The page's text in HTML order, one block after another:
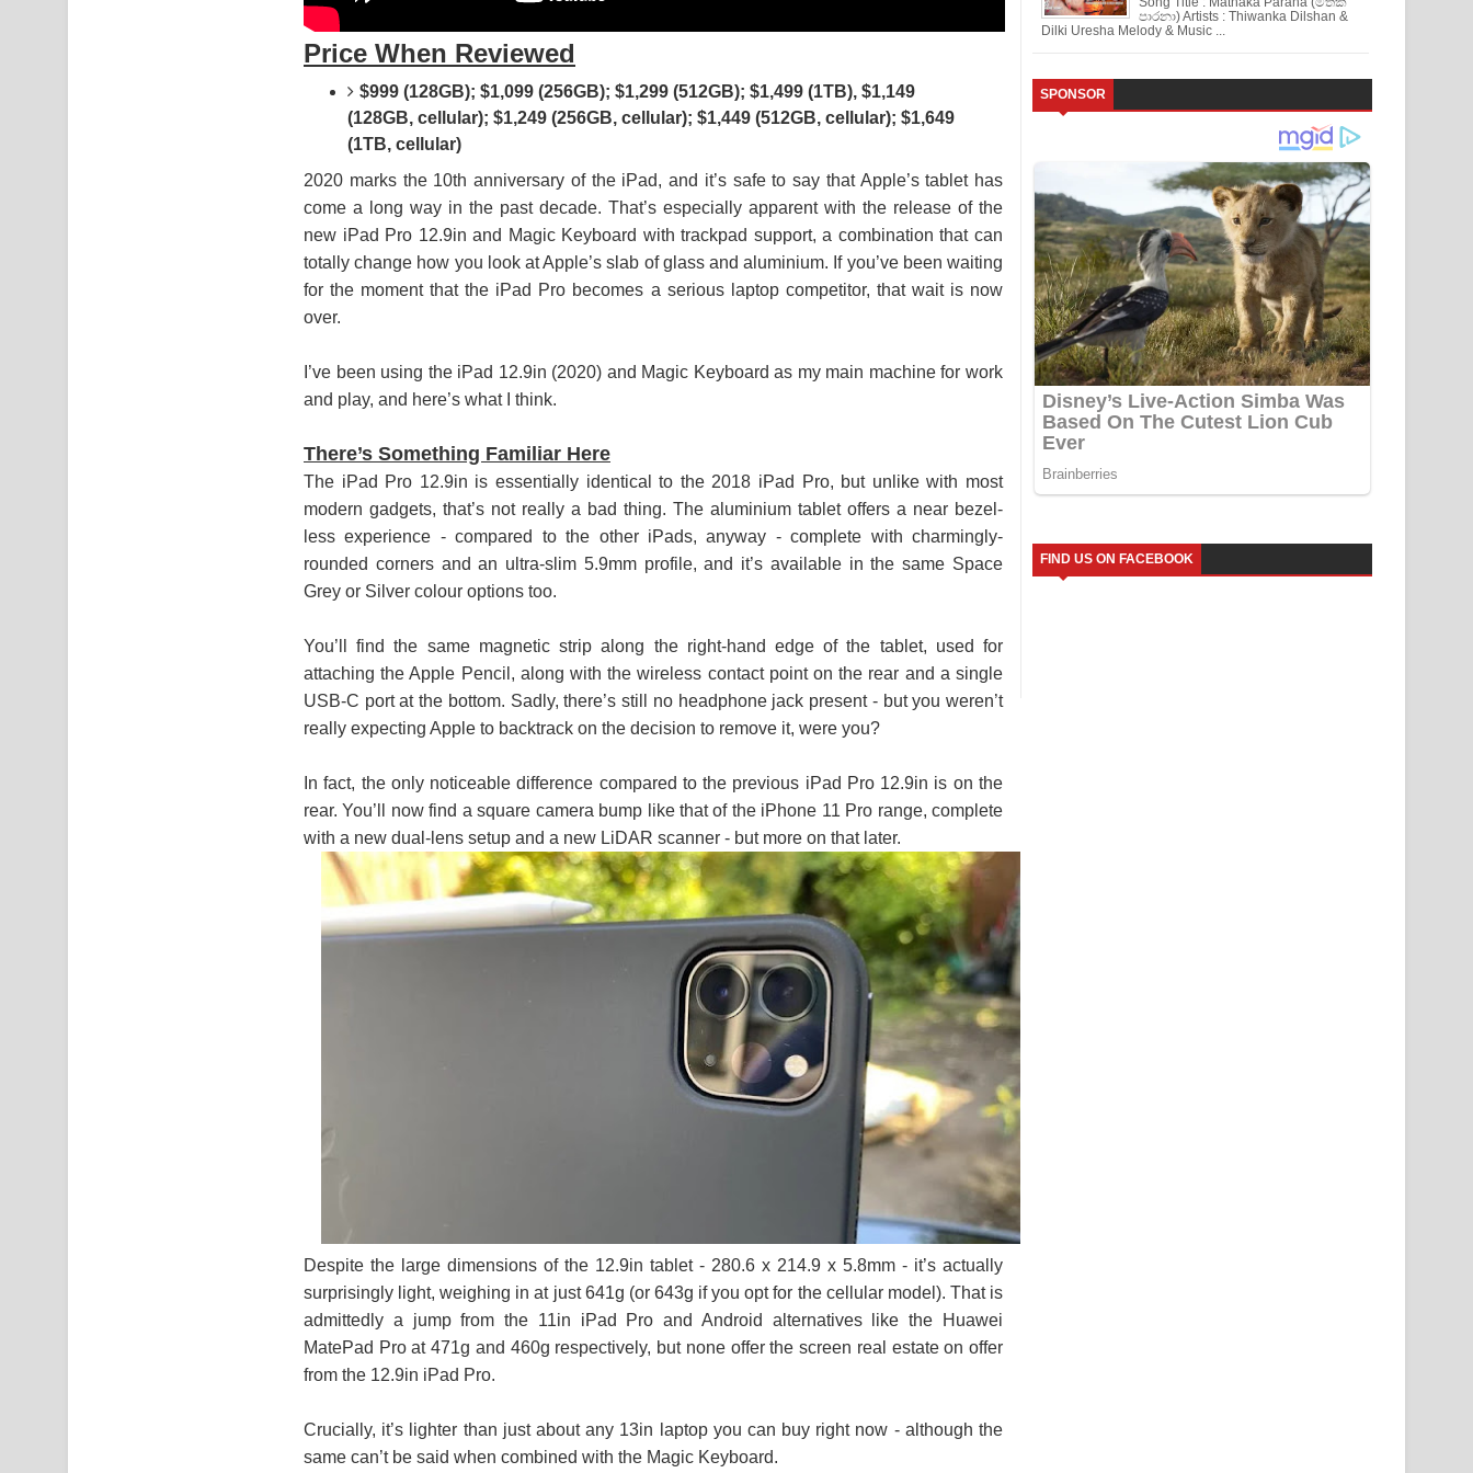
Price When Reviewed
$999 (128GB); $1,099 (256GB); $1,299 (512GB); $1,499 (1TB), $1,149
(128GB, cellular); $1,249 (256GB, cellular); $1,449 (512GB, cellular); $1,649
(1TB, cellular)
2020 marks the 10th anniversary of the iPad, and it’s safe to say that Apple’s tablet has
come a long way in the past decade. That’s especially apparent with the release of the
new iPad Pro 12.9in and Magic Keyboard with trackpad support, a combination that can
totally change how you look at Apple’s slab of glass and aluminium. If you’ve been waiting
for the moment that the iPad Pro becomes a serious laptop competitor, that wait is now
over.
I’ve been using the iPad 12.9in (2020) and Magic Keyboard as my main machine for work
and play, and here’s what I think.
There’s Something Familiar Here
The iPad Pro 12.9in is essentially identical to the 2018 iPad Pro, but unlike with most
modern gadgets, that’s not really a bad thing. The aluminium tablet offers a near bezel-
less experience - compared to the other iPads, anyway - complete with charmingly-
rounded corners and an ultra-slim 5.9mm profile, and it’s available in the same Space
Grey or Silver colour options too.
You’ll find the same magnetic strip along the right-hand edge of the tablet, used for
attaching the Apple Pencil, along with the wireless contact point on the rear and a single
USB-C port at the bottom. Sadly, there’s still no headphone jack present - but you weren’t
really expecting Apple to backtrack on the decision to remove it, were you?
In fact, the only noticeable difference compared to the previous iPad Pro 12.9in is on the
rear. You’ll now find a square camera bump like that of the iPhone 11 Pro range, complete
with a new dual-lens setup and a new LiDAR scanner - but more on that later.
Despite the large dimensions of the 12.9in tablet - 280.6 x 214.9 x 5.8mm - it’s actually
surprisingly light, weighing in at just 641g (or 643g if you opt for the cellular model). That is
admittedly a jump from the 11in iPad Pro and Android alternatives like the Huawei
MatePad Pro at 471g and 460g respectively, but none offer the screen real estate on offer
from the 12.9in iPad Pro.
Crucially, it’s lighter than just about any 13in laptop you can buy right now - although the
same can’t be said when combined with the Magic Keyboard.
පාරනා) Artists : Thiwanka Dilshan &
Dilki Uresha Melody & Music ...
SPONSOR
FIND US ON FACEBOOK